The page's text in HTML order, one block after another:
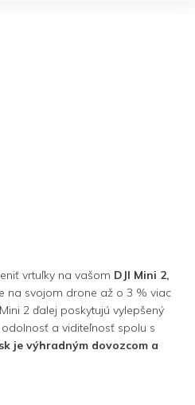
vrtuľky na vašom DJI Mini 2,
na svojom drone až o 3 % viac
2 ďalej poskytujú vylepšený
a viditeľnosť spolu s
je výhradným dovozcom a